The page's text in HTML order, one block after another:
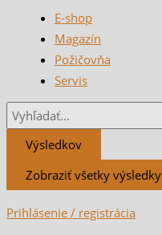
E-shop
Magazín
Požičovňa
Servis
Výsledkov
Zobraziť všetky výsledky
Prihlásenie / registrácia